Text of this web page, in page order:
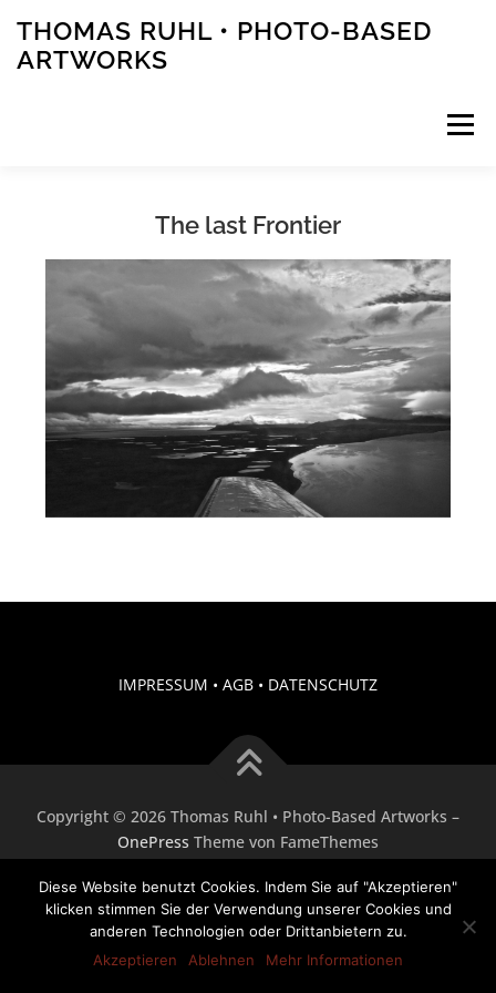
Inhalt
springen
THOMAS RUHL • PHOTO-BASED
ARTWORKS
Menü
PUBLICATIONS EVENTS ABOUT CONTACT
PRESS
The last Frontier
IMPRESSUM • AGB • DATENSCHUTZ
Copyright © 2026 Thomas Ruhl • Photo-Based Artworks –
OnePress Theme von FameThemes
Diese Website benutzt Cookies. Indem Sie auf "Akzeptieren"
klicken stimmen Sie der Verwendung unserer Cookies und
anderen Technologien oder Drittanbietern zu.
Akzeptieren
Ablehnen Mehr Informationen